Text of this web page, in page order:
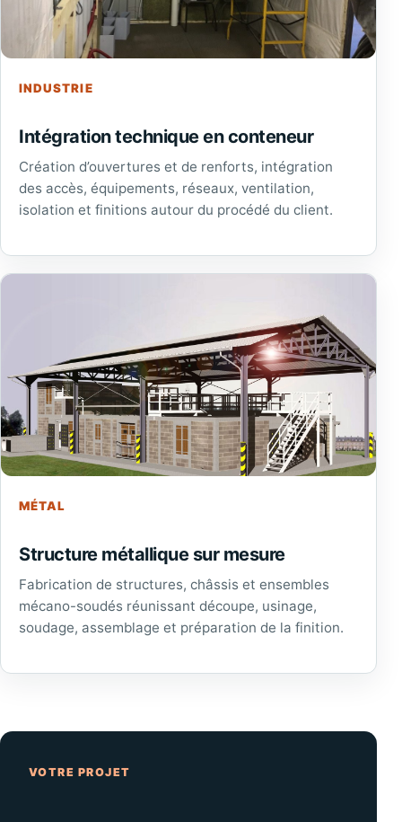
INDUSTRIE
Intégration technique en conteneur
Création d’ouvertures et de renforts, intégration
des accès, équipements, réseaux, ventilation,
isolation et finitions autour du procédé du client.
MÉTAL
Structure métallique sur mesure
Fabrication de structures, châssis et ensembles
mécano-soudés réunissant découpe, usinage,
soudage, assemblage et préparation de la finition.
VOTRE PROJET